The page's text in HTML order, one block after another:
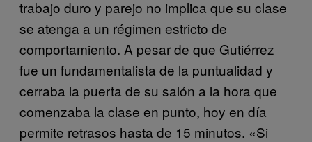
trabajo duro y parejo no implica que su clase
se atenga a un régimen estricto de
comportamiento. A pesar de que Gutiérrez
fue un fundamentalista de la puntualidad y
cerraba la puerta de su salón a la hora que
comenzaba la clase en punto, hoy en día
permite retrasos hasta de 15 minutos. «Si